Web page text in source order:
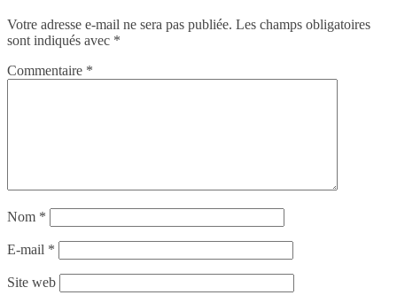
Votre adresse e-mail ne sera pas publiée. Les champs obligatoires
sont indiqués avec *
Commentaire *
Nom *
E-mail *
Site web